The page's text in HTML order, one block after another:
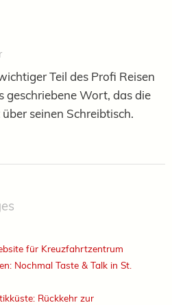
Teil des Profi Reisen
geschriebene Wort, das die
seinen Schreibtisch.
für Kreuzfahrtzentrum
Nochmal Taste & Talk in St.
Rückkehr zur